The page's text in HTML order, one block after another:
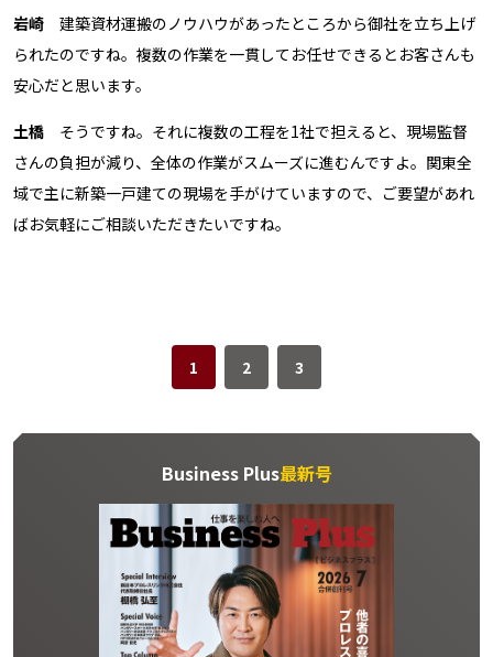
岩崎 建築資材運搬のノウハウがあったところから御社を立ち上げ
られたのですね。複数の作業を一貫してお任せできるとお客さんも
安心だと思います。
土橋 そうですね。それに複数の工程を1社で担えると、現場監督
さんの負担が減り、全体の作業がスムーズに進むんですよ。関東全
域で主に新築一戸建ての現場を手がけていますので、ご要望があれ
ばお気軽にご相談いただきたいですね。
1 2 3
Business Plus最新号